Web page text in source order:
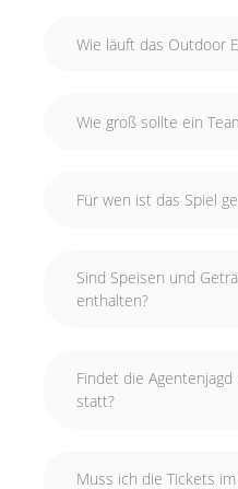
Wie läuft das Outdoor
Wie groß sollte ein
Für wen ist das Spiel
Sind Speisen und
enthalten?
Findet die
statt?
Muss ich die Tickets